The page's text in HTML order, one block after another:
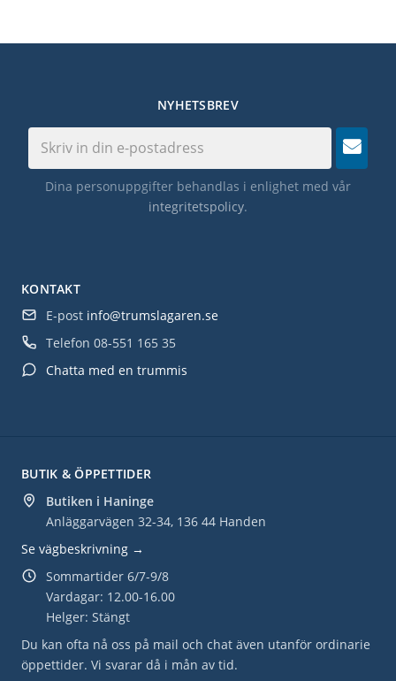
BUTIK & ÖPPETTIDER
Butiken i Haninge
Anläggarvägen 32-34, 136 44 Handen
Se vägbeskrivning →
Sommartider 6/7-9/8
Vardagar: 12.00-16.00
Helger: Stängt
Du kan ofta nå oss på mail och chat även utanför ordinarie
öppettider. Vi svarar då i mån av tid.
KONTAKT
E-post info@trumslagaren.se
Telefon 08-551 165 35
Chatta med en trummis
NYHETSBREV
Dina personuppgifter behandlas i enlighet med vår
integritetspolicy.